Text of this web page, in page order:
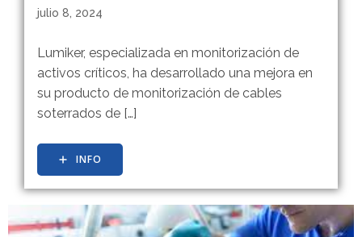
julio 8, 2024
Lumiker, especializada en monitorización de
activos críticos, ha desarrollado una mejora en
su producto de monitorización de cables
soterrados de […]
INFO